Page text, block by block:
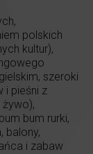
polskich
kultur),
szeroki
i pieśni z
żywo),
bum rurki,
balony,
i zabaw